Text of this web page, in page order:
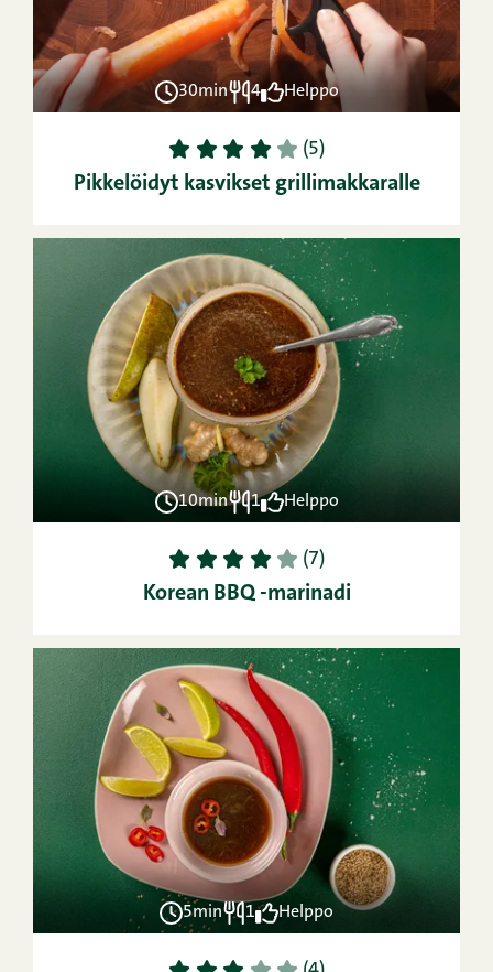
30min 4 Helppo
1 2 3 4 5 (5)
Pikkelöidyt kasvikset grillimakkaralle
10min 1 Helppo
1 2 3 4 5 (7)
Korean BBQ -marinadi
5min 1 Helppo